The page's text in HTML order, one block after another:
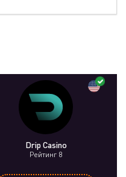
Drip Casino
Рейтинг 8